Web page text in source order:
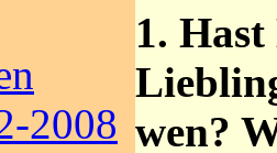
2008
1.
wen?